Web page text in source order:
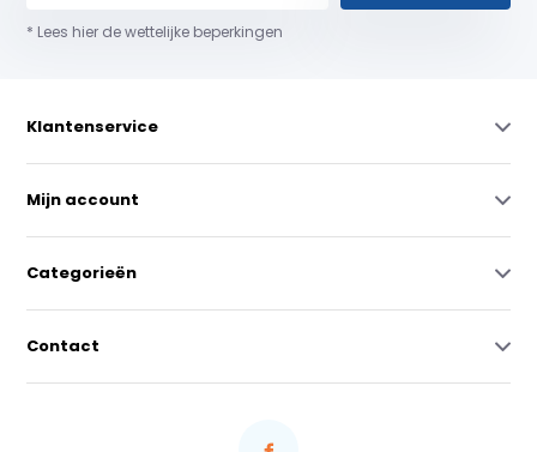
* Lees hier de wettelijke beperkingen
Klantenservice
Mijn account
Categorieën
Contact